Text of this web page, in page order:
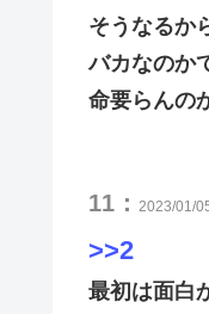
そうなるか
バカなのか
命要らんの
11： 2023/01/
>>2
最初は面白